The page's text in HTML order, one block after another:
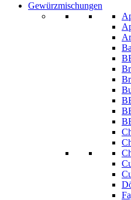
Gewürzmischungen